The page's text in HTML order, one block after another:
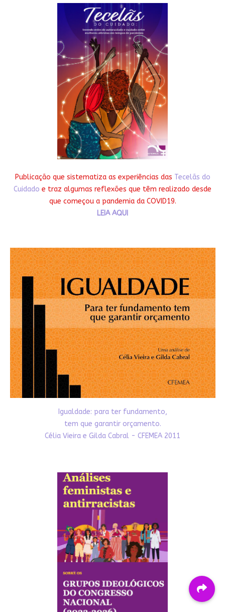
Publicação que sistematiza as experiências das Tecelãs do
Cuidado e traz algumas reflexões que têm realizado desde
que começou a pandemia da COVID19.
LEIA AQUI
Igualdade: para ter fundamento,
tem que garantir orçamento.
Célia Vieira e Gilda Cabral - CFEMEA 2011